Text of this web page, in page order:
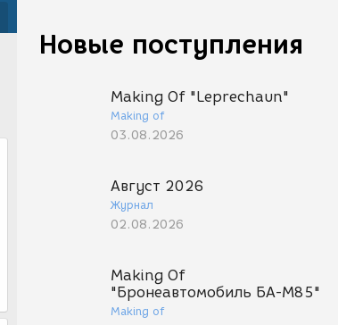
Новые поступления
Making Of "Leprechaun"
Making of
03.08.2026
Август 2026
Журнал
02.08.2026
Making Of
"Бронеавтомобиль БА-М85"
Making of